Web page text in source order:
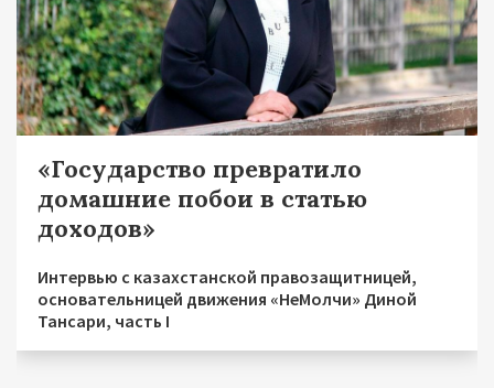
«Государство превратило
домашние побои в статью
доходов»
Интервью с казахстанской правозащитницей,
основательницей движения «НеМолчи» Диной
Тансари, часть I